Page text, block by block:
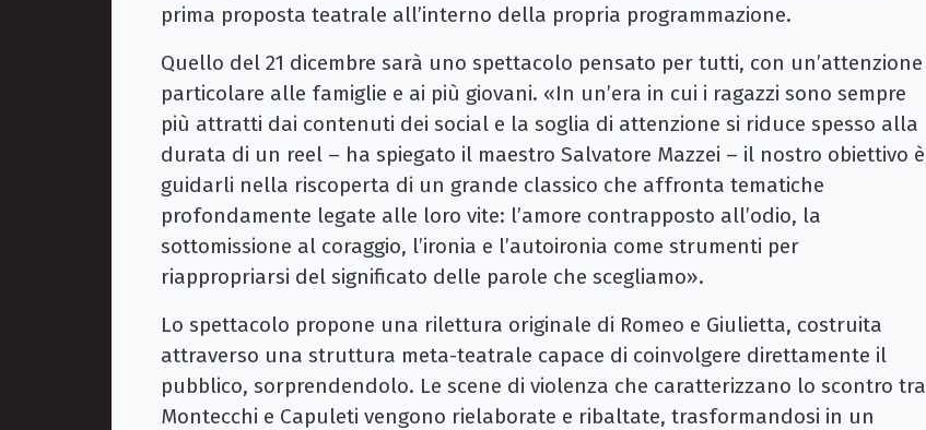
prima proposta teatrale all’interno della propria programmazione.
Quello del 21 dicembre sarà uno spettacolo pensato per tutti, con un’attenzione
particolare alle famiglie e ai più giovani. «In un’era in cui i ragazzi sono sempre
più attratti dai contenuti dei social e la soglia di attenzione si riduce spesso alla
durata di un reel – ha spiegato il maestro Salvatore Mazzei – il nostro obiettivo è
guidarli nella riscoperta di un grande classico che affronta tematiche
profondamente legate alle loro vite: l’amore contrapposto all’odio, la
sottomissione al coraggio, l’ironia e l’autoironia come strumenti per
riappropriarsi del significato delle parole che scegliamo».
Lo spettacolo propone una rilettura originale di Romeo e Giulietta, costruita
attraverso una struttura meta-teatrale capace di coinvolgere direttamente il
pubblico, sorprendendolo. Le scene di violenza che caratterizzano lo scontro tra
Montecchi e Capuleti vengono rielaborate e ribaltate, trasformandosi in un